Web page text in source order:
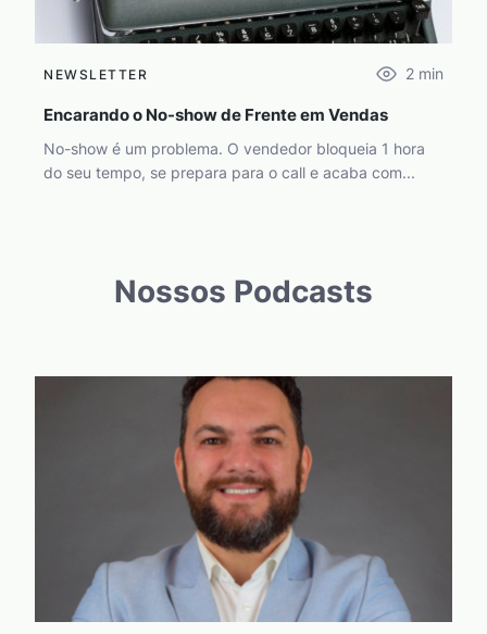
NEWSLETTER 2 min
Encarando o No-show de Frente em Vendas
No-show é um problema. O vendedor bloqueia 1 hora
do seu tempo, se prepara para o call e acaba com...
Nossos Podcasts